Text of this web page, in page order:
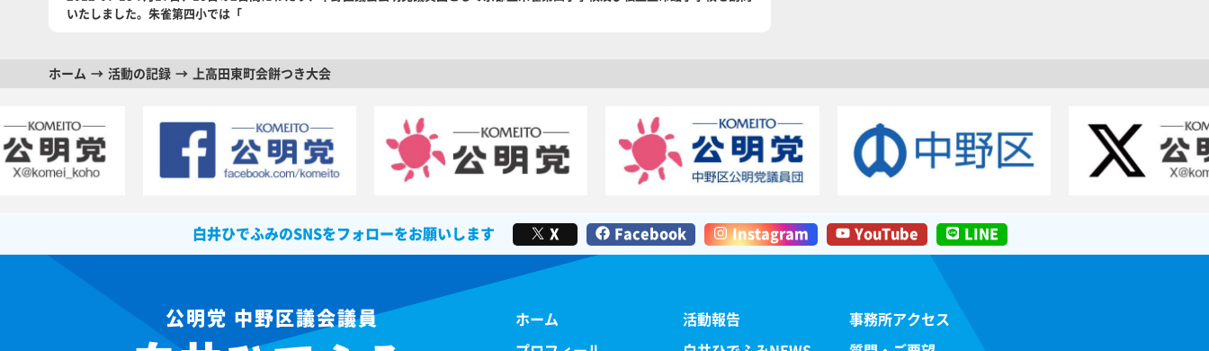
いたしました。朱雀第四小では「
ホーム 活動の記録 上高田東町会餅つき大会
白井ひでふみのSNSをフォローをお願いします X Facebook Instagram YouTube LINE
ホーム 活動報告 事務所アクセス
公明党 中野区議会議員